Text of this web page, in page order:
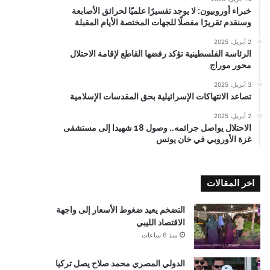
خبراء أوروبيون: لا يوجد تفسيرًا علميًا لحرائق الأصابعة
وسنقدم تقريرًا مفصلًا للجهات المختصة الأيام المقبلة
2 أبريل، 2025
الرئاسة الفلسطينية تؤكد رفضها القاطع لإقامة الاحتلال
محور موراج
3 أبريل، 2025
تصاعد الانتهاكات الإسرائيلية بحق المقدسات الإسلامية
2 أبريل، 2025
الاحتلال يواصل جرائمه.. وصول 18 شهيدا إلى مستشفى
غزة الأوروبي في خان يونس
اخر المقالات
التضخم يعيد ضغوط الأسعار إلى واجهة
الاقتصاد الليبي
منذ 6 ساعات
الدولي المصري محمد صلاح يصل تركيا